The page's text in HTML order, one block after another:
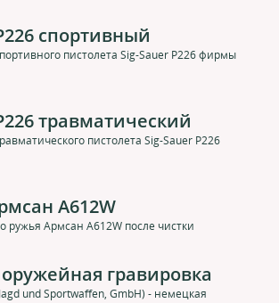
спортивный
пистолета Sig-Sauer P226 фирмы
травматический
пистолета Sig-Sauer P226
A612W
ружья Армсан A612W после чистки
гравировка
und Sportwaffen, GmbH) - немецкая